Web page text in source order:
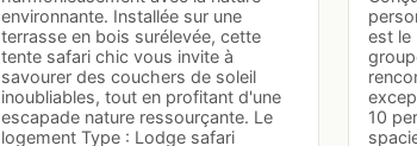
environnante. Installée sur une
terrasse en bois surélevée, cette
tente safari chic vous invite à
savourer des couchers de soleil
inoubliables, tout en profitant d'une
escapade nature ressourçante. Le
logement Type : Lodge safari
est le
10